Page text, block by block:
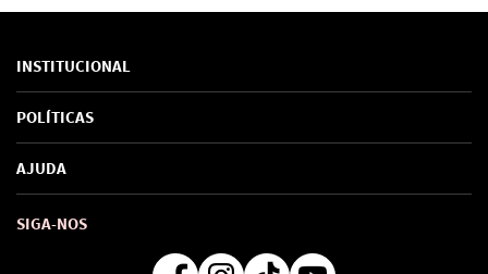
INSTITUCIONAL
Sobre Nós
Marcas
SAC de marcas
Como comprar
POLÍTICAS
Política de Privacidade
Troca e Devoluções
Formas de Pagamento
Regra de Frete Grátis
AJUDA
SIGA-NOS